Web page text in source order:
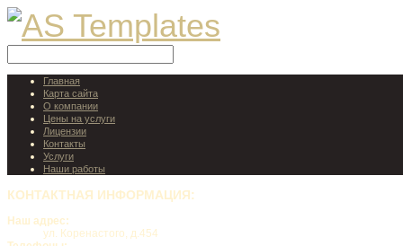
Главная
Карта сайта
О компании
Цены на услуги
Лицензии
Контакты
Услуги
Наши работы
КОНТАКТНАЯ ИНФОРМАЦИЯ:
Наш адрес:
ул. Коренастого, д.454